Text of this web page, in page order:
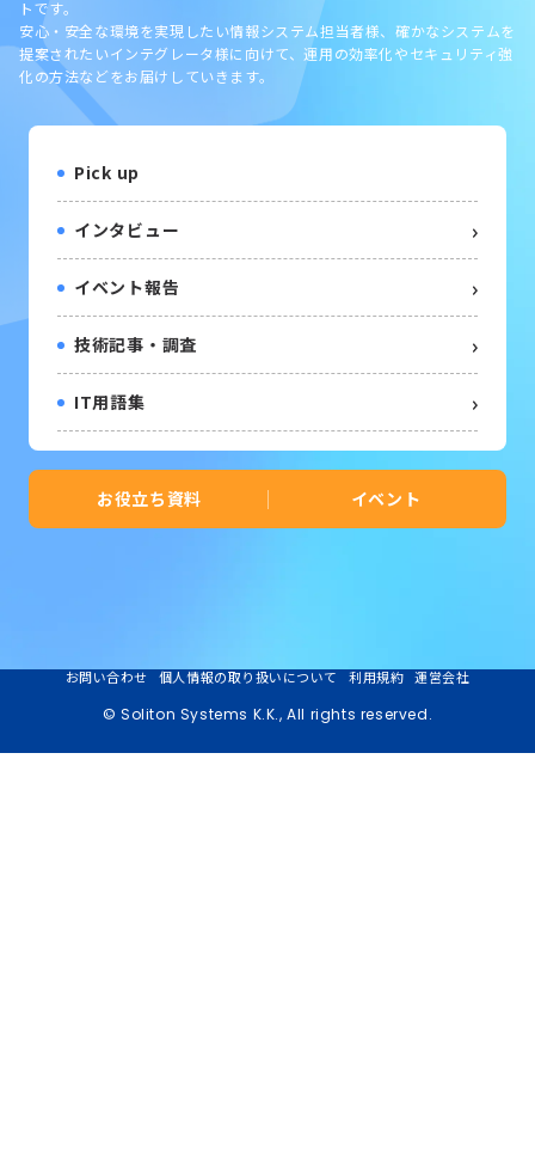
トです。
安心・安全な環境を実現したい情報システム担当者様、確かなシステムを
提案されたいインテグレータ様に向けて、運用の効率化やセキュリティ強
化の方法などをお届けしていきます。
Pick up
インタビュー
イベント報告
技術記事・調査
IT用語集
お役立ち資料 イベント
© Soliton Systems K.K., All rights reserved.
お問い合わせ 個人情報の取り扱いについて 利用規約 運営会社